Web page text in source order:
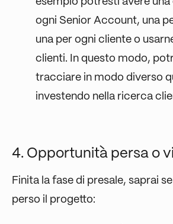
ogni Senior Account, una
una per ogni cliente o
clienti. In questo modo,
tracciare in modo diverso
investendo nella ricerca
4. Opportunità persa o
Finita la fase di presale, saprai
perso il progetto: